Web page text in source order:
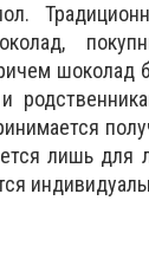
лишь